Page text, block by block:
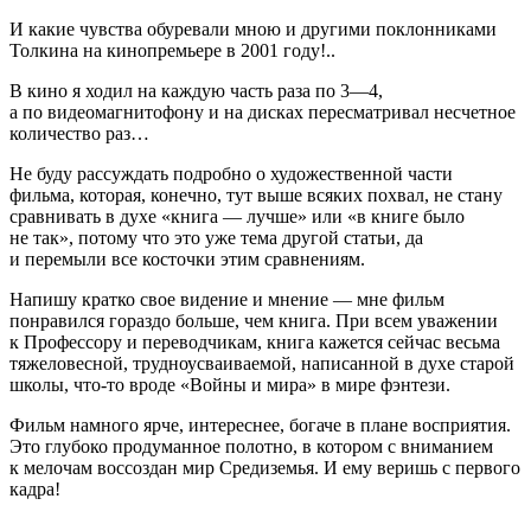
И какие чувства обуревали мною и другими поклонниками
Толкина на кинопремьере в 2001 году!..
В кино я ходил на каждую часть раза по 3—4,
а по видеомагнитофону и на дисках пересматривал несчетное
количество раз…
Не буду рассуждать подробно о художественной части
фильма, которая, конечно, тут выше всяких похвал, не стану
сравнивать в духе «книга — лучше» или «в книге было
не так», потому что это уже тема другой статьи, да
и перемыли все косточки этим сравнениям.
Напишу кратко свое видение и мнение — мне фильм
понравился гораздо больше, чем книга. При всем уважении
к Профессору и переводчикам, книга кажется сейчас весьма
тяжеловесной, трудноусваиваемой, написанной в духе старой
школы, что-то вроде «Войны и мира» в мире фэнтези.
Фильм намного ярче, интереснее, богаче в плане восприятия.
Это глубоко продуманное полотно, в котором с вниманием
к мелочам воссоздан мир Средиземья. И ему веришь с первого
кадра!